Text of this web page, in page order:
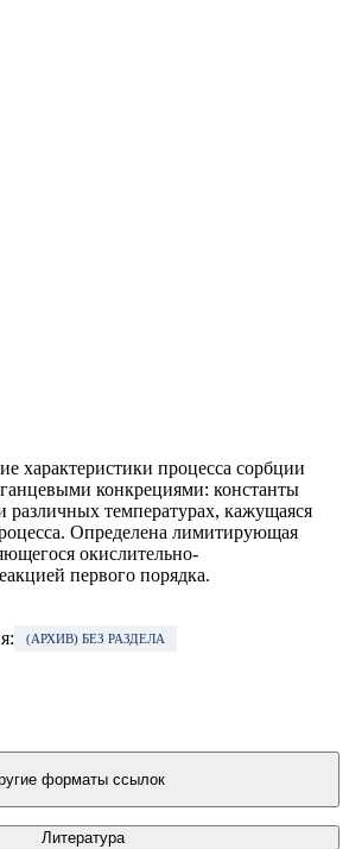
характеристики процесса сорбции
конкрециями: константы
различных температурах, кажущаяся
Определена лимитирующая
окислительно-
первого порядка.
(АРХИВ) БЕЗ РАЗДЕЛА
форматы ссылок
Литература